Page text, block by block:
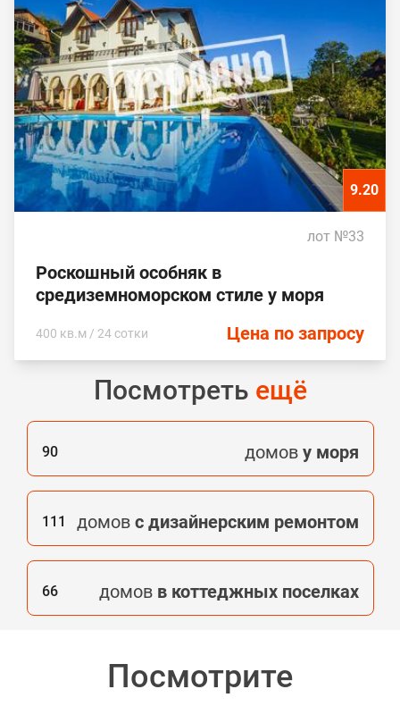
9.20
лот №33
Роскошный особняк в
средиземноморском стиле у моря
400 кв.м / 24 сотки Цена по запросу
Посмотреть ещё
90 домов у моря
111 домов с дизайнерским ремонтом
66 домов в коттеджных поселках
Посмотрите